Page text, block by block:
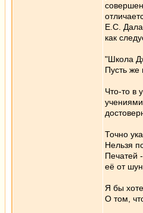
Е.С.
как
"Школа
Пусть
Что-то в
Точно
Нельзя
Печатей
её от
Я бы
О том,